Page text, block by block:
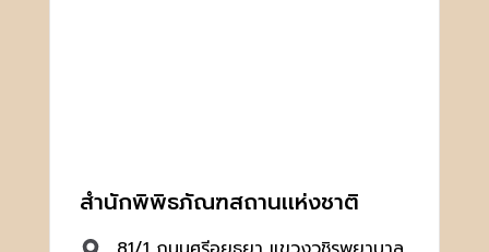
สำนักพิพิธภัณฑสถานเเห่งชาติ